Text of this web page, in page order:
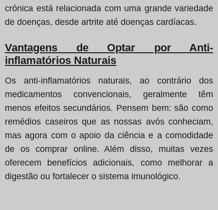
crónica está relacionada com uma grande variedade
de doenças, desde artrite até doenças cardíacas.
Vantagens de Optar por Anti-
inflamatórios Naturais
Os anti-inflamatórios naturais, ao contrário dos
medicamentos convencionais, geralmente têm
menos efeitos secundários. Pensem bem: são como
remédios caseiros que as nossas avós conheciam,
mas agora com o apoio da ciência e a comodidade
de os comprar online. Além disso, muitas vezes
oferecem benefícios adicionais, como melhorar a
digestão ou fortalecer o sistema imunológico.